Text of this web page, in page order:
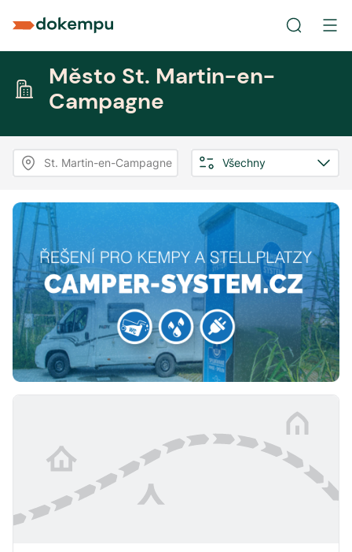
Město St. Martin-en-
Campagne
St. Martin-en-Campagne Všechny